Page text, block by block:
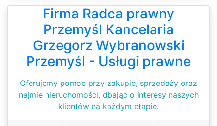
Firma Radca prawny
Przemyśl Kancelaria
Grzegorz Wybranowski
Przemyśl - Usługi prawne
Oferujemy pomoc przy zakupie, sprzedaży oraz
najmie nieruchomości, dbając o interesy naszych
klientów na każdym etapie.